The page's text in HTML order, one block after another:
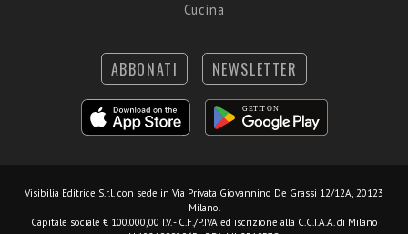
Cucina
ABBONATI NEWSLETTER
Visibilia Editrice S.r.l. con sede in Via Privata Giovannino De Grassi 12/12A, 20123
Milano.
Capitale sociale € 100.000,00 I.V. - C.F./P.IVA ed iscrizione alla C.C.I.A.A. di Milano